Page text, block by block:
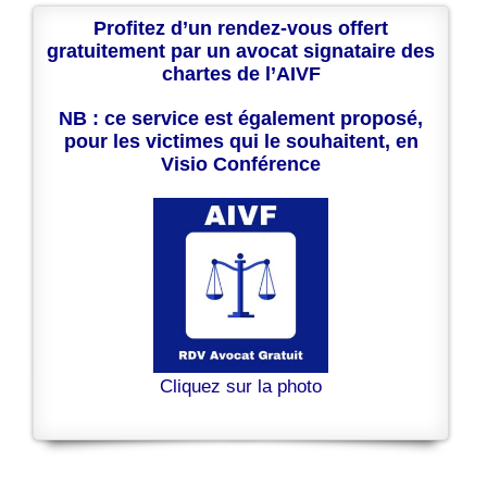
Profitez d’un rendez-vous offert
gratuitement par un avocat signataire des
chartes de l’AIVF
NB : ce service est également proposé,
pour les victimes qui le souhaitent, en
Visio Conférence
Cliquez sur la photo